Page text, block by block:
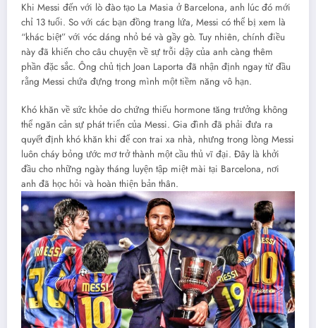
Khi Messi đến với lò đào tạo La Masia ở Barcelona, anh lúc đó mới
chỉ 13 tuổi. So với các bạn đồng trang lứa, Messi có thể bị xem là
“khác biệt” với vóc dáng nhỏ bé và gầy gò. Tuy nhiên, chính điều
này đã khiến cho câu chuyện về sự trỗi dậy của anh càng thêm
phần đặc sắc. Ông chủ tịch Joan Laporta đã nhận định ngay từ đầu
rằng Messi chứa đựng trong mình một tiềm năng vô hạn.
Khó khăn về sức khỏe do chứng thiếu hormone tăng trưởng không
thể ngăn cản sự phát triển của Messi. Gia đình đã phải đưa ra
quyết định khó khăn khi để con trai xa nhà, nhưng trong lòng Messi
luôn cháy bỏng ước mơ trở thành một cầu thủ vĩ đại. Đây là khởi
đầu cho những ngày tháng luyện tập miệt mài tại Barcelona, nơi
anh đã học hỏi và hoàn thiện bản thân.